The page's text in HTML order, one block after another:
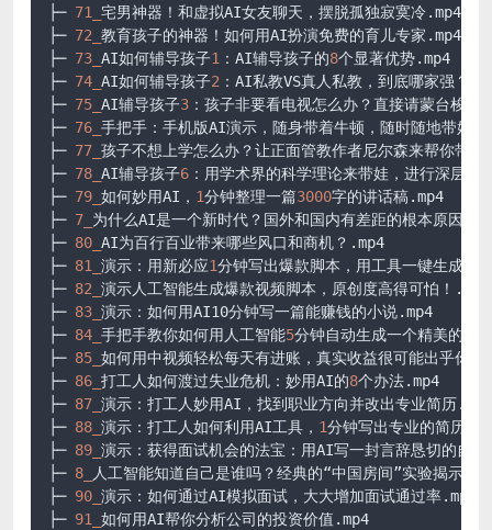
├─ 71_ 宅男神器！和虚拟AI女友聊天，摆脱孤独寂寞冷.mp4
├─ 72_ 教育孩子的神器！如何用AI扮演免费的育儿专家.mp4
├─ 73_ AI如何辅导孩子1 ：AI辅导孩子的8个显著优势.mp4
├─ 74_ AI如何辅导孩子2 ：AI私教VS真人私教，到底哪家强？
├─ 75_ AI辅导孩子3 ：孩子非要看电视怎么办？直接请蒙台梭利
├─ 76_ 手把手：手机版AI演示，随身带着牛顿，随时随地带娃
├─ 77_ 孩子不想上学怎么办？让正面管教作者尼尔森来帮你带娃
├─ 78_ AI辅导孩子6 ：用学术界的科学理论来带娃，进行深层次
├─ 79_ 如何妙用AI， 1分钟整理一篇3000字的讲话稿.mp4
├─ 7_ 为什么AI是一个新时代？国外和国内有差距的根本原因在
├─ 80_ AI为百行百业带来哪些风口和商机？.mp4
├─ 81_ 演示：用新必应1分钟写出爆款脚本，用工具一键生成视
├─ 82_ 演示人工智能生成爆款视频脚本，原创度高得可怕！.mp4
├─ 83_ 演示：如何用AI10分钟写一篇能赚钱的小说.mp4
├─ 84_ 手把手教你如何用人工智能5分钟自动生成一个精美的原
├─ 85_ 如何用中视频轻松每天有进账，真实收益很可能出乎你的
├─ 86_ 打工人如何渡过失业危机：妙用AI的8个办法.mp4
├─ 87_ 演示：打工人妙用AI，找到职业方向并改出专业简历.mp4
├─ 88_ 演示：打工人如何利用AI工具， 1分钟写出专业的简历？
├─ 89_ 演示：获得面试机会的法宝：用AI写一封言辞恳切的自荐
├─ 8_
人工智能知道自己是谁吗？经典的“中国房间”实验揭示了
├─ 90_ 演示：如何通过AI模拟面试，大大增加面试通过率.mp4
├─ 91_ 如何用AI帮你分析公司的投资价值.mp4